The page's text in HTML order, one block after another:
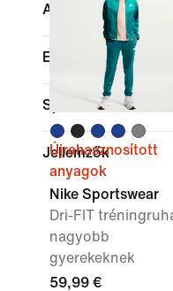
A gyermek kora
Elérhető méretek
Sportok
Jellemzők
Újrahasznosított
anyagok
Nike Sportswear
Dri-FIT
nagyobb
gyerekeknek
59,99 €